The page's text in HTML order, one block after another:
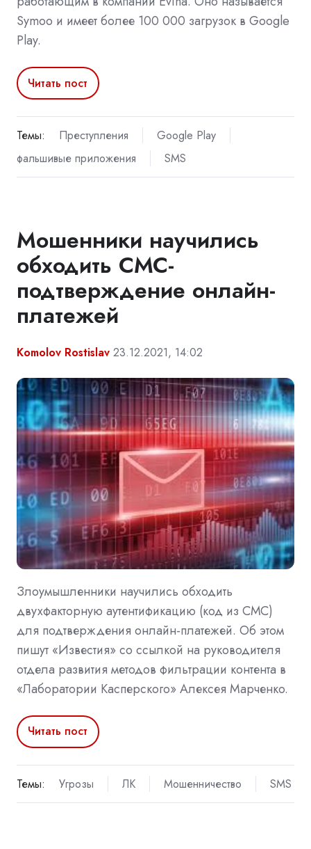
Symoo и имеет более 100 000 загрузок в Google
Play.
Читать пост
Темы: Преступления
Google Play
фальшивые приложения
SMS
Мошенники научились
обходить СМС-
подтверждение онлайн-
платежей
Komolov Rostislav 23.12.2021, 14:02
Злоумышленники научились обходить
двухфакторную аутентификацию (код из СМС)
для подтверждения онлайн-платежей. Об этом
пишут «Известия» со ссылкой на руководителя
отдела развития методов фильтрации контента в
«Лаборатории Касперского» Алексея Марченко.
Читать пост
Темы: Угрозы ЛК Мошенничество SMS